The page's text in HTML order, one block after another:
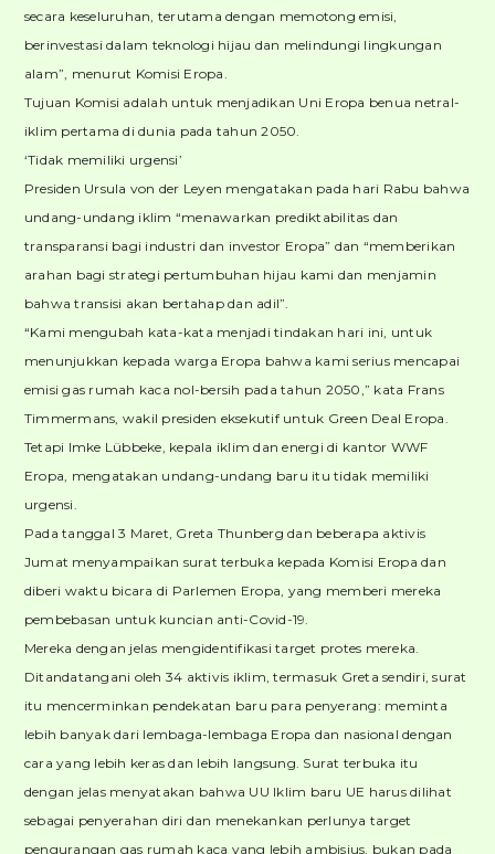
secara keseluruhan, terutama dengan memotong emisi,
berinvestasi dalam teknologi hijau dan melindungi lingkungan
alam”, menurut Komisi Eropa.
Tujuan Komisi adalah untuk menjadikan Uni Eropa benua netral-
iklim pertama di dunia pada tahun 2050.
‘Tidak memiliki urgensi’
Presiden Ursula von der Leyen mengatakan pada hari Rabu bahwa
undang-undang iklim “menawarkan prediktabilitas dan
transparansi bagi industri dan investor Eropa” dan “memberikan
arahan bagi strategi pertumbuhan hijau kami dan menjamin
bahwa transisi akan bertahap dan adil”.
“Kami mengubah kata-kata menjadi tindakan hari ini, untuk
menunjukkan kepada warga Eropa bahwa kami serius mencapai
emisi gas rumah kaca nol-bersih pada tahun 2050,” kata Frans
Timmermans, wakil presiden eksekutif untuk Green Deal Eropa.
Tetapi Imke Lübbeke, kepala iklim dan energi di kantor WWF
Eropa, mengatakan undang-undang baru itu tidak memiliki
urgensi.
Pada tanggal 3 Maret, Greta Thunberg dan beberapa aktivis
Jumat menyampaikan surat terbuka kepada Komisi Eropa dan
diberi waktu bicara di Parlemen Eropa, yang memberi mereka
pembebasan untuk kuncian anti-Covid-19.
Mereka dengan jelas mengidentifikasi target protes mereka.
Ditandatangani oleh 34 aktivis iklim, termasuk Greta sendiri, surat
itu mencerminkan pendekatan baru para penyerang: meminta
lebih banyak dari lembaga-lembaga Eropa dan nasional dengan
cara yang lebih keras dan lebih langsung. Surat terbuka itu
dengan jelas menyatakan bahwa UU Iklim baru UE harus dilihat
sebagai penyerahan diri dan menekankan perlunya target
pengurangan gas rumah kaca yang lebih ambisius, bukan pada